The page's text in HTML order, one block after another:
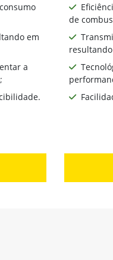
em
a
de